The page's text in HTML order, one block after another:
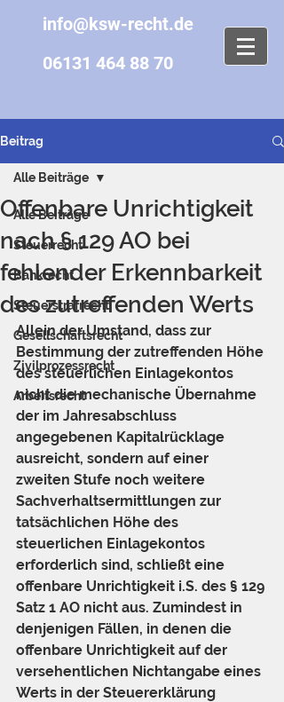
info@ksw-recht.de
06131 464 88 70
Beitrag
Alle Beiträge
Steuerrecht
Bankrecht
Steuerstrafrecht
Gesellschaftsrecht
Zivilprozessrecht
Arbeitsrecht
Alle Beiträge
Offenbare Unrichtigkeit
nach § 129 AO bei
fehlender Erkennbarkeit
des zutreffenden Werts
Allein der Umstand, dass zur
Bestimmung der zutreffenden Höhe
des steuerlichen Einlagekontos
nicht die mechanische Übernahme
der im Jahresabschluss
angegebenen Kapitalrücklage
ausreicht, sondern auf einer
zweiten Stufe noch weitere
Sachverhaltsermittlungen zur
tatsächlichen Höhe des
steuerlichen Einlagekontos
erforderlich sind, schließt eine
offenbare Unrichtigkeit i.S. des § 129
Satz 1 AO nicht aus. Zumindest in
denjenigen Fällen, in denen die
offenbare Unrichtigkeit auf der
versehentlichen Nichtangabe eines
Werts in der Steuererklärung